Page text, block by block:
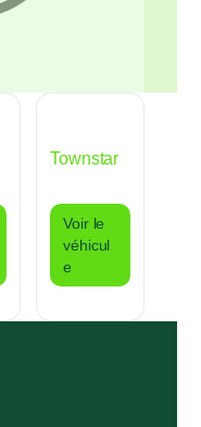
Townstar
Voir le
véhicul
e